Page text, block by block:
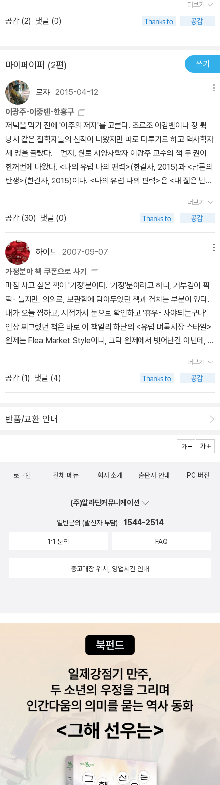
우려내도 그 맛이 일정하고 깊다. 저자는 이 책을 쓰기 위해 동서양
의 문화와 역사를 일별했다. 그러면서도 쉽고 재미있게 읽히고 또한
도판도 깨끗하고 도자기 사진도 시대에 따라 잘 선별했다. 훌륭한 책
도 볼수있다 . 차때문에 일어난 전쟁 사교의 장이 되는 차실 등 최초
의 카페도 읽은 기억이 있다.위에서 말한 '차교양서'로보면 성실한 책
인데 이책의 결정적인 결점은 한국차를 다루지 않은데 있다. 우리것
는 우리 도자기도 많은데 중국의 천목다완, 일본의 조지로 다완만 다
뤘다. 일본에 약탈당해서 우리손에 남아있지 않은 우리의 문화재라
다루기 힘들었을까? 그럴수록 잃어버린 우리의 문화를 더 알려야 하
지 않았을까? 동과 서의 차 이야기에 반드시 들었어야할 우리차가 빠
진점 끝내 아쉽다.
더보기
공감 (2) 댓글 (0)
마이페이퍼 (2편) 쓰기
로쟈 2015-04-12
이광주-이중톈-한홍구
저녁을 먹기 전에 '이주의 저자'를 고른다. 조르조 아감벤이나 장 뤽
낭시 같은 철학자들의 신작이 나왔지만 따로 다루기로 하고 역사학자
세 명을 골랐다. 먼저, 원로 서양사학자 이광주 교수의 책 두 권이
한꺼번에 나왔다. <나의 유럽 나의 편력>(한길사, 2015)과 <담론의
탄생>(한길사, 2015)이다. <나의 유럽 나의 편력>은 <내 젊은 날의
신간이다. 부제가 '젊은 날 내 영혼의 거장들'인 <나의 유럽 나의 편력
>은 저자가 '평생 가까이한 유럽 최고의 교양인들의 삶과 사유, 저작
들을 단 한 권으로 만날 수 있는 교양서이자 지적인 에세이'이고, <담
론의 탄생>은 '유럽의 살롱과 카페 문화라는 친숙한 주제를 그 속에
서 꽃핀 자유로운 담론문화의 전통을 중심으로 풀어'낸 책이다. 지성
사와 문화사에 대한 저자의 관심과 편력을 가늠하게 해준다. 그밖
에 <교양의 탄생>(2009), <동과 서의 차 이야기>(2002), <아름다
운 지상의 책 한권>(2001), <아름다운 책 이야기>(개정판 2014)
등이 이광주 컬렉션을 이룬다. 문화사에 관심이 있는 독자들에겐 유
익한 읽을 거리다. 아울러 중국의 스타 학자 이중톈의 <국가를 말하
다>(라의눈, 2015)도 출간됐다. 신간은 아니고 <이중톈 제국을 말하
다>(에버리치홀딩스, 2008)로 소개됐던 책의 개정판이다. 2005년
에 홍콩에서 먼저 출간되고 중국에서는 2007년에 나온 것으로 중국
국내에 먼저 소개된 <제국의 슬픔>(에버리칭홀딩스, 2007)은 이 책
'정전'이라면 <제국의 슬픔>의 '외전'이라는 설명이다. 기억엔 <이중
톈 제국을 말하다>를 읽어본 듯싶은데, 완독을 했던 것인지 일부만
읽은 것인지 확인해봐야겠다. 역사학자 한홍구 교수의 역사논설 <역
출판, 2014)에 이어지는 것으로 오늘의 현실을 반추하게 하는 현대
서실장 김기춘의 등장에서 통합진보당 해산 결정까지의 기간 동안 우
리 사회의 부조리한 모습들을 바라보면서 한국 현대사에서 교훈을 찾
는 세월호 참사의 영향이 지배적이었다. 저자는 '대한민국을 운영하
더보기
공감 (30) 댓글 (0)
하이드 2007-09-07
가정분야 책 쿠폰으로 사기
마침 사고 싶은 책이 '가정'분야다. '가정'분야라고 하니, 거부감이 팍
팍- 들지만, 의외로, 보관함에 담아두었던 책과 겹치는 부분이 있다.
내가 오늘 찜하고, 서점가서 눈으로 확인하고 '휴우- 사야되는구나'
인상 찌그렸던 책은 바로 이 책알리 하난의 <유럽 벼룩시장 스타일>
원제는 Flea Market Style이니, 그닥 원제에서 벗어난건 아닌데, 플
게 제목을 지었어도 될텐데 말이다. 제목이 후지잖아. 책은 멋지다.
이 책과 함께 소비할 '가정 분야'의 책은 이광주의 <동과 서의 茶 이
야기> 워낙에 좋아하고 믿음가는 저자이고, 관심있는 분야라, 동보다
책은 언제나 질도 좋지만, 가격이 만만치않다. 이 두권만해도 4만
빠졌던 책이지만, 이번 기회에 쓸어담아 본다. 이책과 함께 사려고
있는데, 그 중에서 고른 책은 <소품으로 꾸미는 나의 정원>이다.저자
었다면 샀을법한 책은 선물받은<나를 미치게 하는 정원이지만 괜찮
아>와 요리에피소드인 <HEAT> 그러고보니, 가정분야에도 사고 싶
더보기
공감 (1) 댓글 (4)
반품/교환 안내
로그인 전체 메뉴 회사 소개 출판사 안내 PC 버전
(주)알라딘커뮤니케이션
일반문의 (발신자 부담) 1544-2514
1:1 문의 FAQ
중고매장 위치, 영업시간 안내